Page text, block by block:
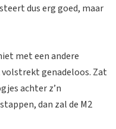
dus erg goed, maar
met een andere
volstrekt genadeloos. Zat
achter z’n
dan zal de M2